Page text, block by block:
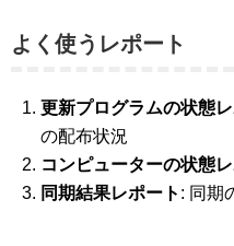
よく使うレポート
更新プログラムの状態
の配布状況
コンピューターの状態
同期結果レポート : 同期